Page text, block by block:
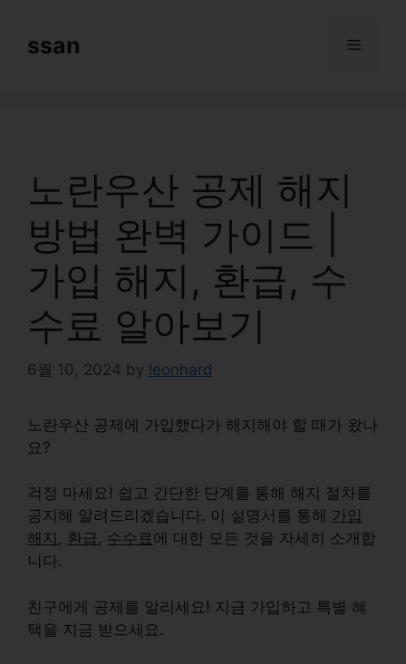
contentssan Menu
노란우산 공제 해지
방법 완벽 가이드 |
가입 해지, 환급, 수
수료 알아보기
6월 10, 2024 by leonhard
노란우산 공제에 가입했다가 해지해야 할 때가 왔나
요?
걱정 마세요! 쉽고 간단한 단계를 통해 해지 절차를
공지해 알려드리겠습니다. 이 설명서를 통해 가입
해지 , 환급, 수수료 에 대한 모든 것을 자세히 소개합
니다.
친구에게 공제를 알리세요! 지금 가입하고 특별 혜
택을 지금 받으세요.